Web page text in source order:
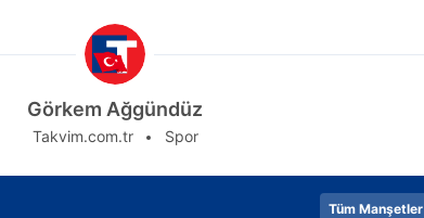
Görkem Ağgündüz
Takvim.com.tr Spor
Tüm Manşetler